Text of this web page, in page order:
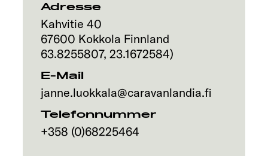
Service
Adresse
Kahvitie 40
67600 Kokkola Finnland
63.8255807, 23.1672584)
E-Mail
janne.luokkala@caravanlandia.fi
Telefonnummer
+358 (0)68225464